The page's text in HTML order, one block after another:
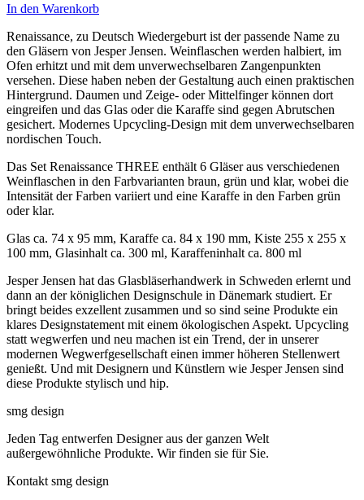
In den Warenkorb
Renaissance, zu Deutsch Wiedergeburt ist der passende Name zu
den Gläsern von Jesper Jensen. Weinflaschen werden halbiert, im
Ofen erhitzt und mit dem unverwechselbaren Zangenpunkten
versehen. Diese haben neben der Gestaltung auch einen praktischen
Hintergrund. Daumen und Zeige- oder Mittelfinger können dort
eingreifen und das Glas oder die Karaffe sind gegen Abrutschen
gesichert. Modernes Upcycling-Design mit dem unverwechselbaren
nordischen Touch.
Das Set Renaissance THREE enthält 6 Gläser aus verschiedenen
Weinflaschen in den Farbvarianten braun, grün und klar, wobei die
Intensität der Farben variiert und eine Karaffe in den Farben grün
oder klar.
Glas ca. 74 x 95 mm, Karaffe ca. 84 x 190 mm, Kiste 255 x 255 x
100 mm, Glasinhalt ca. 300 ml, Karaffeninhalt ca. 800 ml
Jesper Jensen hat das Glasbläserhandwerk in Schweden erlernt und
dann an der königlichen Designschule in Dänemark studiert. Er
bringt beides exzellent zusammen und so sind seine Produkte ein
klares Designstatement mit einem ökologischen Aspekt. Upcycling
statt wegwerfen und neu machen ist ein Trend, der in unserer
modernen Wegwerfgesellschaft einen immer höheren Stellenwert
genießt. Und mit Designern und Künstlern wie Jesper Jensen sind
diese Produkte stylisch und hip.
smg design
Jeden Tag entwerfen Designer aus der ganzen Welt
außergewöhnliche Produkte. Wir finden sie für Sie.
Kontakt smg design